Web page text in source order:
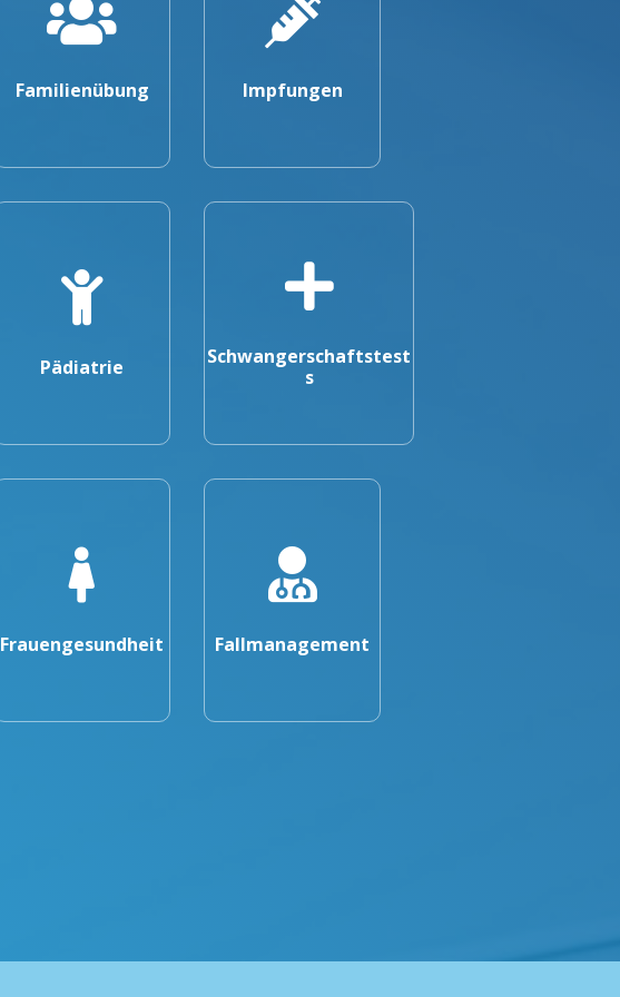
Familienübung Impfungen
Pädiatrie
Schwangerschaftstest
s
Frauengesundheit Fallmanagement